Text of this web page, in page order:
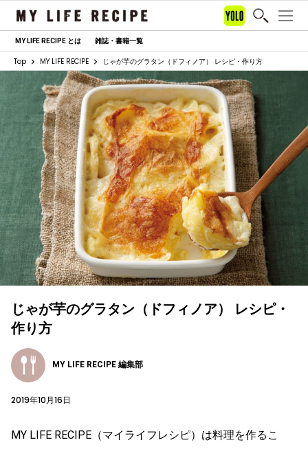
MY LIFE RECIPE とは 雑誌・書籍一覧
Top MY LIFE RECIPE じゃが芋のグラタン（ドフィノア） レシピ・作り方
じゃが芋のグラタン（ドフィノア） レシピ・
作り方
MY LIFE RECIPE 編集部
2019年10月16日
MY LIFE RECIPE（マイライフレシピ）は料理を作るこ